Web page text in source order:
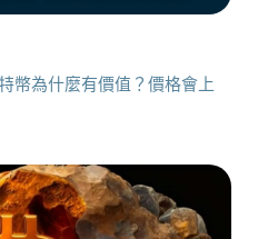
幣為什麼有價值？價格會上